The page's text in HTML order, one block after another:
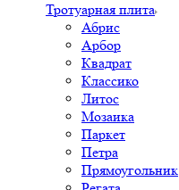
Тротуарная плита
Абрис
Арбор
Квадрат
Классико
Литос
Мозаика
Паркет
Петра
Прямоугольник